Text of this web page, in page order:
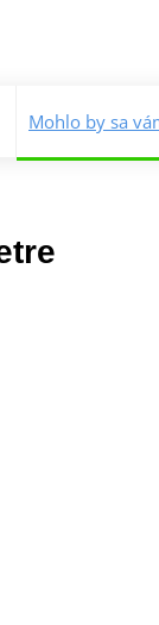
Mohlo by sa